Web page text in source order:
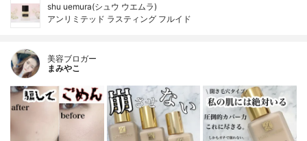
shu uemura(シュウ ウエムラ)
アンリミテッド ラスティング フルイド
美容ブロガー
まみやこ